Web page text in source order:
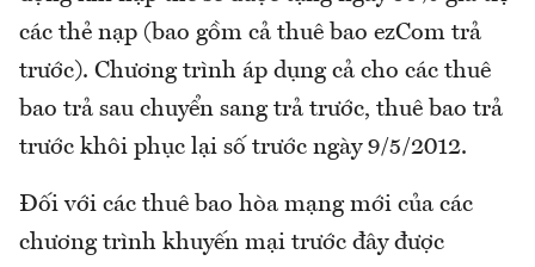
các thẻ nạp (bao gồm cả thuê bao ezCom trả
trước). Chương trình áp dụng cả cho các thuê
bao trả sau chuyển sang trả trước, thuê bao trả
trước khôi phục lại số trước ngày 9/5/2012.
Đối với các thuê bao hòa mạng mới của các
chương trình khuyến mại trước đây được